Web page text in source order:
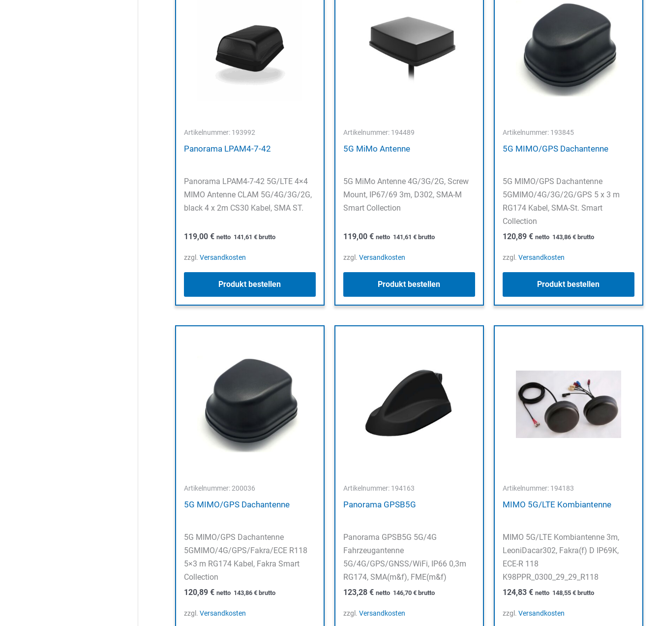
Artikelnummer: 193992
Panorama LPAM4-7-42
Panorama LPAM4-7-42 5G/LTE 4×4
MIMO Antenne CLAM 5G/4G/3G/2G,
black 4 x 2m CS30 Kabel, SMA ST.
119,00 € netto 141,61 €brutto
zzgl. Versandkosten
Produkt bestellen
Artikelnummer: 194489
5G MiMo Antenne
5G MiMo Antenne 4G/3G/2G, Screw
Mount, IP67/69 3m, D302, SMA-M
Smart Collection
119,00 € netto 141,61 €brutto
zzgl. Versandkosten
Produkt bestellen
Artikelnummer: 193845
5G MIMO/GPS Dachantenne
5G MIMO/GPS Dachantenne
5GMIMO/4G/3G/2G/GPS 5 x 3 m
RG174 Kabel, SMA-St. Smart
Collection
120,89 € netto 143,86 €brutto
zzgl. Versandkosten
Produkt bestellen
Artikelnummer: 200036
5G MIMO/GPS Dachantenne
5G MIMO/GPS Dachantenne
5GMIMO/4G/GPS/Fakra/ECE R118
5×3 m RG174 Kabel, Fakra Smart
Collection
120,89 € netto 143,86 €brutto
zzgl. Versandkosten
Artikelnummer: 194163
Panorama GPSB5G
Panorama GPSB5G 5G/4G
Fahrzeugantenne
5G/4G/GPS/GNSS/WiFi, IP66 0,3m
RG174, SMA(m&f), FME(m&f)
123,28 € netto 146,70 €brutto
zzgl. Versandkosten
Artikelnummer: 194183
MIMO 5G/LTE Kombiantenne
MIMO 5G/LTE Kombiantenne 3m,
LeoniDacar302, Fakra(f) D IP69K,
ECE-R 118
K98PPR_0300_29_29_R118
124,83 € netto 148,55 €brutto
zzgl. Versandkosten